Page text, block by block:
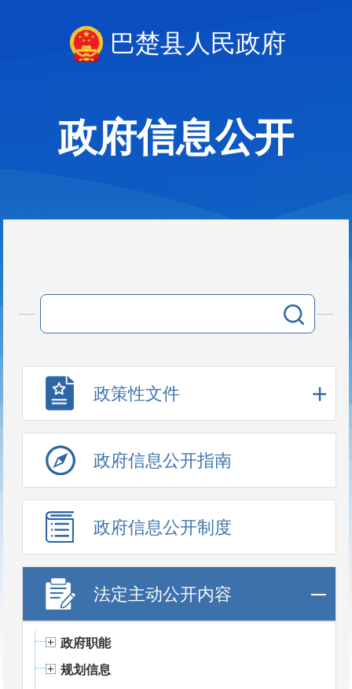
巴楚县人民政府
政府信息公开
政策性文件
政府信息公开指南
政府信息公开制度
法定主动公开内容
政府职能
规划信息